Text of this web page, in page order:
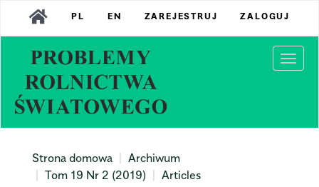
Main
Navigation
Content
Sidebar
PL EN ZAREJESTRUJ ZALOGUJ
Strona domowa
Archiwum
Tom 19 Nr 2 (2019)
Articles